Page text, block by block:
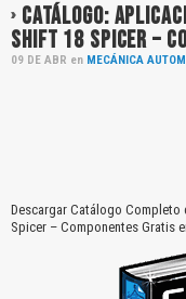
CATÁLOGO:
SHIFT 18 SPICER –
09 DE ABR en MECÁNICA
Descargar Catálogo Completo
Spicer – Componentes Gratis